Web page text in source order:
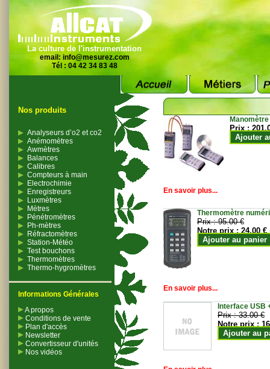
La culture de l'instrumentation
email: info@mesurez.com
Tél : 04 42 34 83 48
Nos produits
Analyseurs d’o2 et co2
Anémomètres
Awmètres
Balances
Calibres
Compteurs à main
Electrochimie
Enregistreurs
Luxmètres
Mètres
Pénétromètres
Ph-mètres
Réfractomètres
Station-Météo
Test bouchons
Thermomètres
Thermo-hygromètres
Informations Générales
A propos
Conditions de vente
Plan d'accès
Newsletter
Convertisseur d'unités
Nos vidéos
Prix :
Ajouter
En savoir plus...
Thermomètre
Prix :95.00 €
Notre prix :24.00 €
Ajouter au panier
En savoir plus...
Interface USB
Prix :33.00 €
Notre prix :
Ajouter au